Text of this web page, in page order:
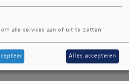
alle services aan of uit te zetten.
Alles accepteren